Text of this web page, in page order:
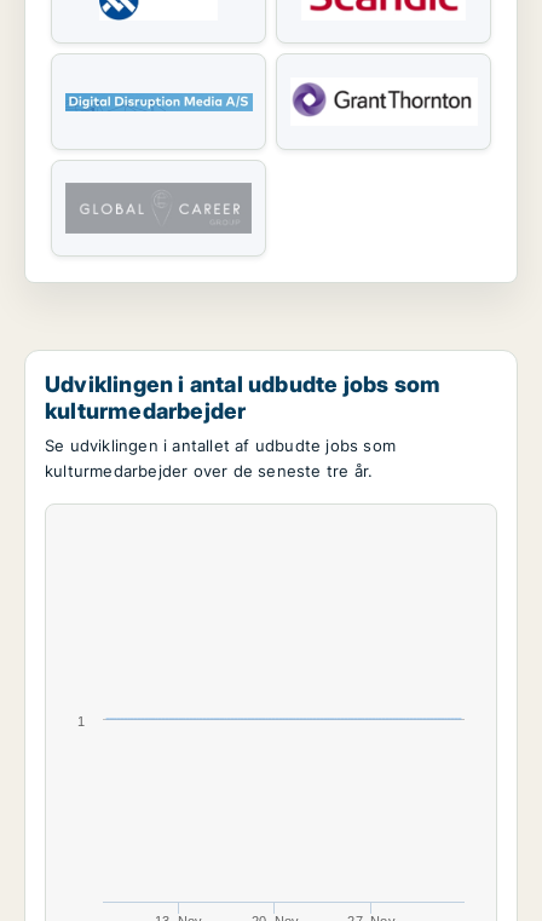
Udviklingen i antal udbudte jobs som
kulturmedarbejder
Se udviklingen i antallet af udbudte jobs som
kulturmedarbejder over de seneste tre år.
1